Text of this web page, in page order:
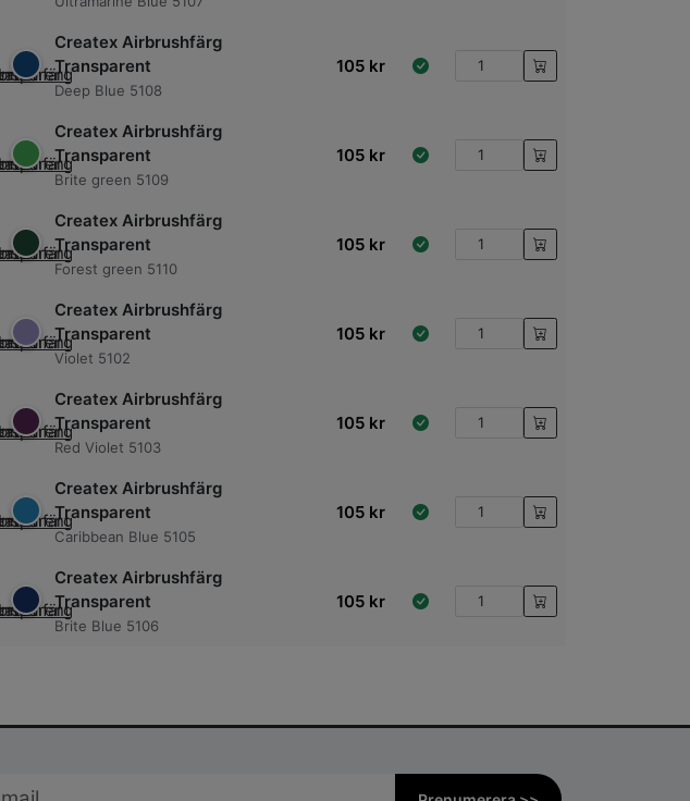
Createx Airbrushfärg
Transparent
Deep Blue 5108
105 kr
Createx Airbrushfärg
Transparent
Brite green 5109
105 kr
Createx Airbrushfärg
Transparent
Forest green 5110
105 kr
Createx Airbrushfärg
Transparent
Violet 5102
105 kr
Createx Airbrushfärg
Transparent
Red Violet 5103
105 kr
Createx Airbrushfärg
Transparent
Caribbean Blue 5105
105 kr
Createx Airbrushfärg
Transparent
Brite Blue 5106
105 kr